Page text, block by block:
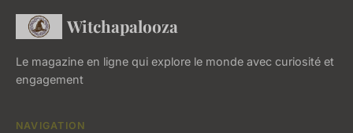
Witchapalooza
Le magazine en ligne qui explore le monde avec curiosité et
engagement
NAVIGATION